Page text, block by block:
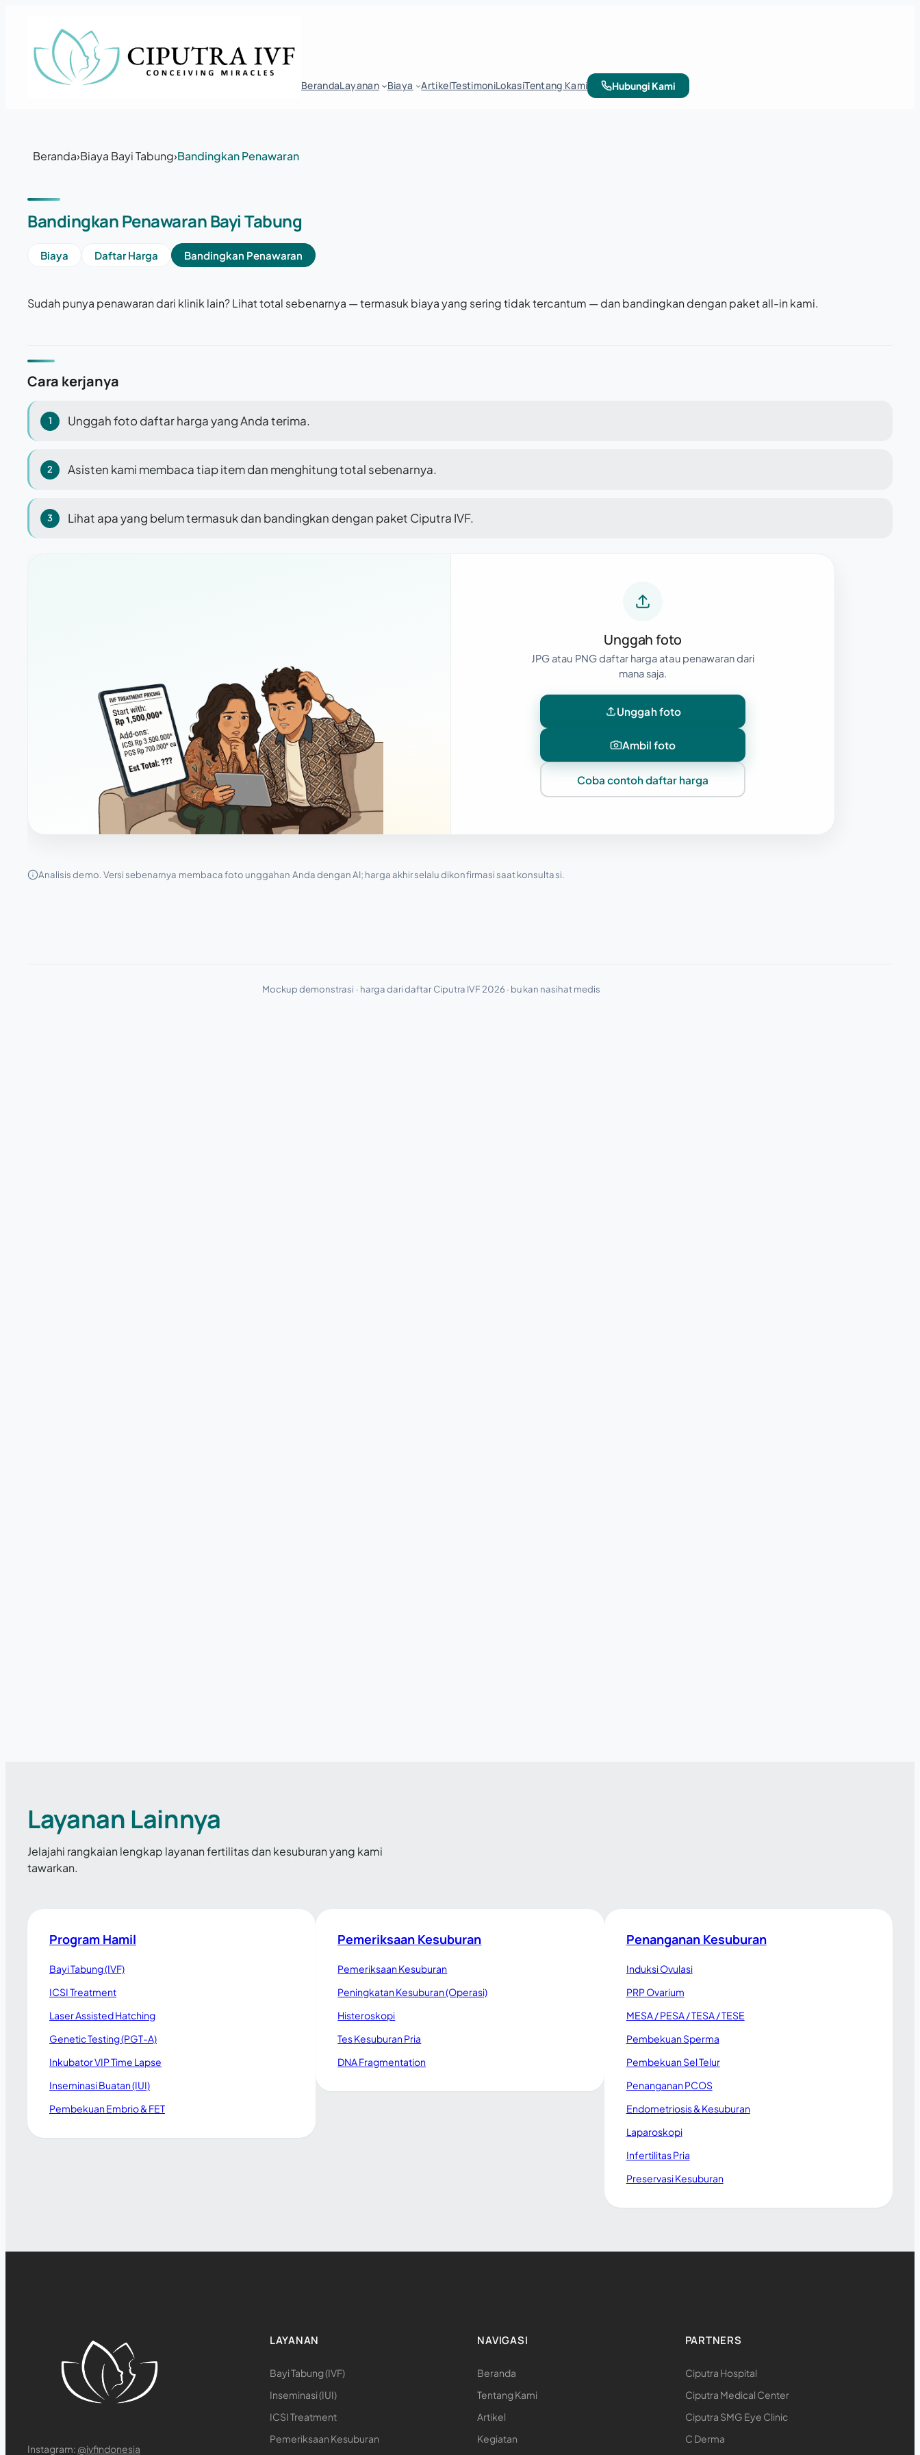
BerandaLayanan Biaya ArtikelTestimoniLokasiTentang Kami Hubungi Kami
Beranda›Biaya Bayi Tabung›Bandingkan Penawaran
Bandingkan Penawaran Bayi Tabung
Biaya Daftar Harga Bandingkan Penawaran
Sudah punya penawaran dari klinik lain? Lihat total sebenarnya — termasuk biaya yang sering tidak tercantum — dan bandingkan dengan paket all-in kami.
Cara kerjanya
Unggah foto daftar harga yang Anda terima.
Asisten kami membaca tiap item dan menghitung total sebenarnya.
Lihat apa yang belum termasuk dan bandingkan dengan paket Ciputra IVF.
Layanan Lainnya
Jelajahi rangkaian lengkap layanan fertilitas dan kesuburan yang kami
tawarkan.
Program Hamil
Bayi Tabung (IVF)
ICSI Treatment
Laser Assisted Hatching
Genetic Testing (PGT-A)
Inkubator VIP Time Lapse
Inseminasi Buatan (IUI)
Pembekuan Embrio & FET
Pemeriksaan Kesuburan
Pemeriksaan Kesuburan
Peningkatan Kesuburan (Operasi)
Histeroskopi
Tes Kesuburan Pria
DNA Fragmentation
Penanganan Kesuburan
Induksi Ovulasi
PRP Ovarium
MESA / PESA / TESA / TESE
Pembekuan Sperma
Pembekuan Sel Telur
Penanganan PCOS
Endometriosis & Kesuburan
Laparoskopi
Infertilitas Pria
Preservasi Kesuburan
Instagram: @ivfindonesia
LAYANAN
Bayi Tabung (IVF)
Inseminasi (IUI)
ICSI Treatment
Pemeriksaan Kesuburan
NAVIGASI
Beranda
Tentang Kami
Artikel
Kegiatan
PARTNERS
Ciputra Hospital
Ciputra Medical Center
Ciputra SMG Eye Clinic
C Derma